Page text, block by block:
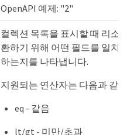
OpenAPI 예제: "2"
컬렉션 목록을 표시할 때 리소
환하기 위해 어떤 필드를 일치
하는지를 나타냅니다.
지원되는 연산자는 다음과 같
eq - 같음
lt/gt - 미만/초과